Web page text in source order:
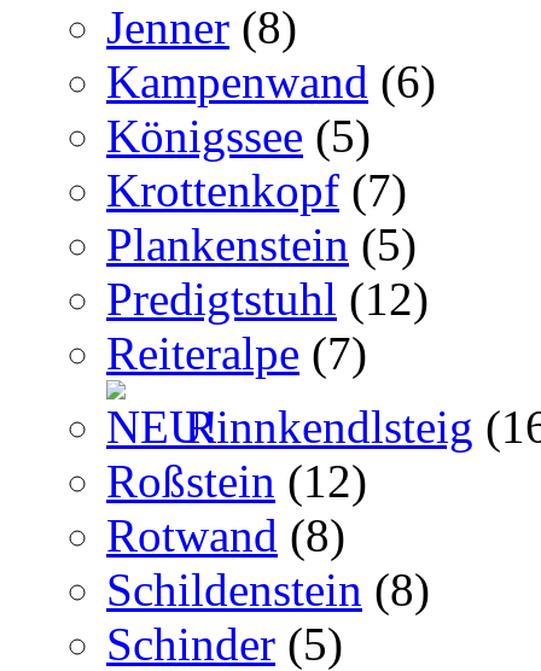
Jenner (8)
Kampenwand (6)
Königssee (5)
Krottenkopf (7)
Plankenstein (5)
Predigtstuhl (12)
Reiteralpe (7)
Rinnkendlsteig
Roßstein (12)
Rotwand (8)
Schildenstein (8)
Schinder (5)